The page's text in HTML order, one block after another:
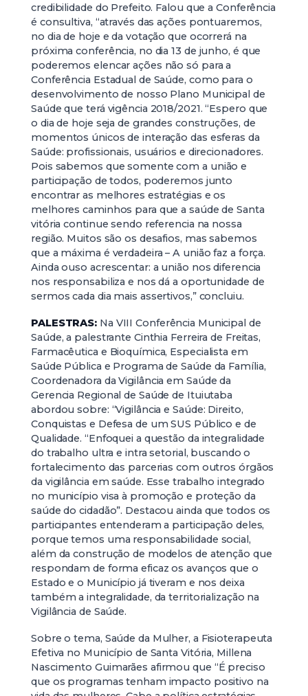
credibilidade do Prefeito. Falou que a Conferência
é consultiva, “através das ações pontuaremos,
no dia de hoje e da votação que ocorrerá na
próxima conferência, no dia 13 de junho, é que
poderemos elencar ações não só para a
Conferência Estadual de Saúde, como para o
desenvolvimento de nosso Plano Municipal de
Saúde que terá vigência 2018/2021. “Espero que
o dia de hoje seja de grandes construções, de
momentos únicos de interação das esferas da
Saúde: profissionais, usuários e direcionadores.
Pois sabemos que somente com a união e
participação de todos, poderemos junto
encontrar as melhores estratégias e os
melhores caminhos para que a saúde de Santa
vitória continue sendo referencia na nossa
região. Muitos são os desafios, mas sabemos
que a máxima é verdadeira – A união faz a força.
Ainda ouso acrescentar: a união nos diferencia
nos responsabiliza e nos dá a oportunidade de
sermos cada dia mais assertivos,” concluiu.
PALESTRAS: Na VIII Conferência Municipal de
Saúde, a palestrante Cinthia Ferreira de Freitas,
Farmacêutica e Bioquímica, Especialista em
Saúde Pública e Programa de Saúde da Família,
Coordenadora da Vigilância em Saúde da
Gerencia Regional de Saúde de Ituiutaba
abordou sobre: “Vigilância e Saúde: Direito,
Conquistas e Defesa de um SUS Público e de
Qualidade. “Enfoquei a questão da integralidade
do trabalho ultra e intra setorial, buscando o
fortalecimento das parcerias com outros órgãos
da vigilância em saúde. Esse trabalho integrado
no município visa à promoção e proteção da
saúde do cidadão”. Destacou ainda que todos os
participantes entenderam a participação deles,
porque temos uma responsabilidade social,
além da construção de modelos de atenção que
respondam de forma eficaz os avanços que o
Estado e o Município já tiveram e nos deixa
também a integralidade, da territorialização na
Vigilância de Saúde.
Sobre o tema, Saúde da Mulher, a Fisioterapeuta
Efetiva no Município de Santa Vitória, Millena
Nascimento Guimarães afirmou que “É preciso
que os programas tenham impacto positivo na